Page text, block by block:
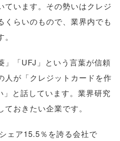
ています。その勢いはクレジ
くらいのもので、業界内でも
」「UFJ」という言葉が信頼
人が「クレジットカードを作
と話しています。業界研究
おきたい企業です。
ェア15.5％を誇る会社で